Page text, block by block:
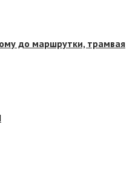
до маршрутки, трамвая